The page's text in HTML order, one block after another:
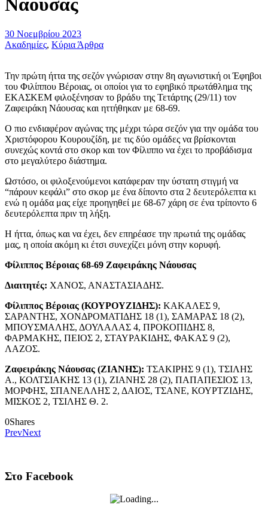
Νάουσας
30 Νοεμβρίου 2023
Ακαδημίες, Κύρια Άρθρα
Την πρώτη ήττα της σεζόν γνώρισαν στην 8η αγωνιστική οι Έφηβοι
του Φιλίππου Βέροιας, οι οποίοι για το εφηβικό πρωτάθλημα της
ΕΚΑΣΚΕΜ φιλοξένησαν το βράδυ της Τετάρτης (29/11) τον
Ζαφειράκη Νάουσας και ηττήθηκαν με 68-69.
Ο πιο ενδιαφέρον αγώνας της μέχρι τώρα σεζόν για την ομάδα του
Χριστόφορου Κουρουζίδη, με τις δύο ομάδες να βρίσκονται
συνεχώς κοντά στο σκορ και τον Φίλιππο να έχει το προβάδισμα
στο μεγαλύτερο διάστημα.
Ωστόσο, οι φιλοξενούμενοι κατάφεραν την ύστατη στιγμή να
“πάρουν κεφάλι” στο σκορ με ένα δίποντο στα 2 δευτερόλεπτα κι
ενώ η ομάδα μας είχε προηγηθεί με 68-67 χάρη σε ένα τρίποντο 6
δευτερόλεπτα πριν τη λήξη.
Η ήττα, όπως και να έχει, δεν επηρέασε την πρωτιά της ομάδας
μας, η οποία ακόμη κι έτσι συνεχίζει μόνη στην κορυφή.
Φίλιππος Βέροιας 68-69 Ζαφειράκης Νάουσας
Διαιτητές: ΧΑΝΟΣ, ΑΝΑΣΤΑΣΙΑΔΗΣ.
Φίλιππος Βέροιας (ΚΟΥΡΟΥΖΙΔΗΣ): ΚΑΚΑΛΕΣ 9,
ΣΑΡΑΝΤΗΣ, ΧΟΝΔΡΟΜΑΤΙΔΗΣ 18 (1), ΣΑΜΑΡΑΣ 18 (2),
ΜΠΟΥΣΜΑΛΗΣ, ΔΟΥΛΑΛΑΣ 4, ΠΡΟΚΟΠΙΔΗΣ 8,
ΦΑΡΜΑΚΗΣ, ΠΕΙΟΣ 2, ΣΤΑΥΡΑΚΙΔΗΣ, ΦΑΚΑΣ 9 (2),
ΛΑΖΟΣ.
Ζαφειράκης Νάουσας (ΖΙΑΝΗΣ): ΤΣΑΚΙΡΗΣ 9 (1), ΤΣΙΛΗΣ
Α., ΚΟΛΤΣΙΑΚΗΣ 13 (1), ΖΙΑΝΗΣ 28 (2), ΠΑΠΑΠΕΣΙΟΣ 13,
ΜΟΡΦΗΣ, ΣΠΑΝΕΛΛΗΣ 2, ΔΑΙΟΣ, ΤΣΑΝΕ, ΚΟΥΡΤΖΙΔΗΣ,
ΜΙΣΚΟΣ 2, ΤΣΙΛΗΣ Θ. 2.
0Shares
PrevNext
Στο Facebook